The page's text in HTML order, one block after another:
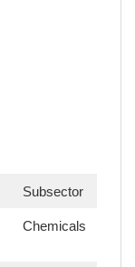
Subsector
Chemicals